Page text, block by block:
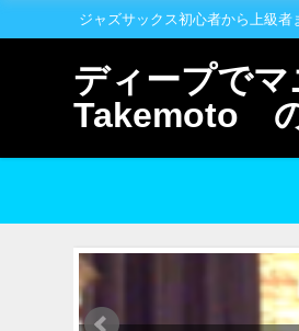
ジャズサックス初心者から上級
ディープで
Takemoto